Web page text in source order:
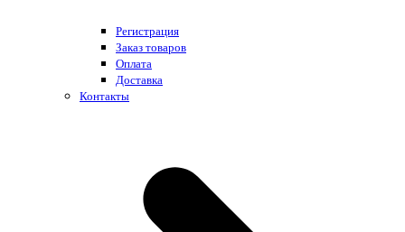
Регистрация
Заказ товаров
Оплата
Доставка
Контакты